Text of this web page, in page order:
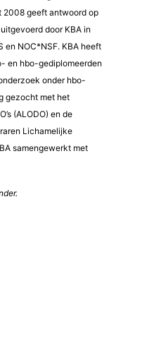
2008 geeft antwoord op
door KBA in
en NOC*NSF. KBA heeft
en hbo-gediplomeerden
onder hbo-
gezocht met het
(ALODO) en de
Lichamelijke
samengewerkt met